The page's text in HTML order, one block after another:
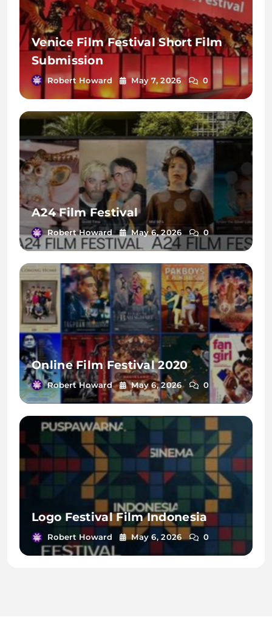
Venice Film Festival Short Film
Submission
Robert Howard May 7, 2026 0
A24 Film Festival
Robert Howard May 6, 2026 0
Online Film Festival 2020
Robert Howard May 6, 2026 0
Logo Festival Film Indonesia
Robert Howard May 6, 2026 0